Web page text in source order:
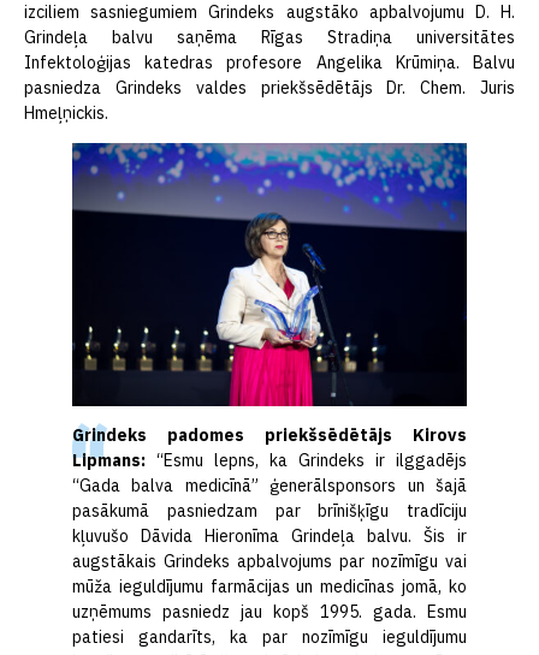
izciliem sasniegumiem Grindeks augstāko apbalvojumu D. H.
Grindeļa balvu saņēma Rīgas Stradiņa universitātes
Infektoloģijas katedras profesore Angelika Krūmiņa. Balvu
pasniedza Grindeks valdes priekšsēdētājs Dr. Chem. Juris
Hmeļņickis.
Grindeks padomes priekšsēdētājs Kirovs
Lipmans: “Esmu lepns, ka Grindeks ir ilggadējs
“Gada balva medicīnā” ģenerālsponsors un šajā
pasākumā pasniedzam par brīnišķīgu tradīciju
kļuvušo Dāvida Hieronīma Grindeļa balvu. Šis ir
augstākais Grindeks apbalvojums par nozīmīgu vai
mūža ieguldījumu farmācijas un medicīnas jomā, ko
uzņēmums pasniedz jau kopš 1995. gada. Esmu
patiesi gandarīts, ka par nozīmīgu ieguldījumu